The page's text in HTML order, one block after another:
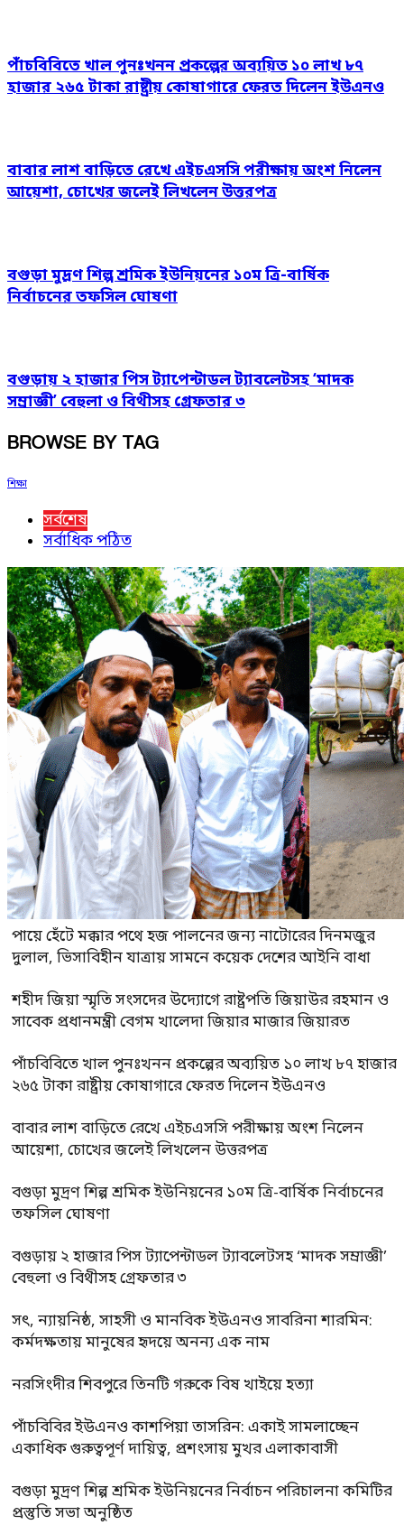
পাঁচবিবিতে খাল পুনঃখনন প্রকল্পের অব্যয়িত ১০ লাখ ৮৭
হাজার ২৬৫ টাকা রাষ্ট্রীয় কোষাগারে ফেরত দিলেন ইউএনও
বাবার লাশ বাড়িতে রেখে এইচএসসি পরীক্ষায় অংশ নিলেন
আয়েশা, চোখের জলেই লিখলেন উত্তরপত্র
বগুড়া মুদ্রণ শিল্প শ্রমিক ইউনিয়নের ১০ম ত্রি-বার্ষিক
নির্বাচনের তফসিল ঘোষণা
বগুড়ায় ২ হাজার পিস ট্যাপেন্টাডল ট্যাবলেটসহ ‘মাদক
সম্রাজ্ঞী’ বেহুলা ও বিথীসহ গ্রেফতার ৩
BROWSE BY TAG
শিক্ষা
সর্বশেষ
সর্বাধিক পঠিত
পায়ে হেঁটে মক্কার পথে হজ পালনের জন্য নাটোরের দিনমজুর
দুলাল, ভিসাবিহীন যাত্রায় সামনে কয়েক দেশের আইনি বাধা
শহীদ জিয়া স্মৃতি সংসদের উদ্যোগে রাষ্ট্রপতি জিয়াউর রহমান ও
সাবেক প্রধানমন্ত্রী বেগম খালেদা জিয়ার মাজার জিয়ারত
পাঁচবিবিতে খাল পুনঃখনন প্রকল্পের অব্যয়িত ১০ লাখ ৮৭ হাজার
২৬৫ টাকা রাষ্ট্রীয় কোষাগারে ফেরত দিলেন ইউএনও
বাবার লাশ বাড়িতে রেখে এইচএসসি পরীক্ষায় অংশ নিলেন
আয়েশা, চোখের জলেই লিখলেন উত্তরপত্র
বগুড়া মুদ্রণ শিল্প শ্রমিক ইউনিয়নের ১০ম ত্রি-বার্ষিক নির্বাচনের
তফসিল ঘোষণা
বগুড়ায় ২ হাজার পিস ট্যাপেন্টাডল ট্যাবলেটসহ ‘মাদক সম্রাজ্ঞী’
বেহুলা ও বিথীসহ গ্রেফতার ৩
সৎ, ন্যায়নিষ্ঠ, সাহসী ও মানবিক ইউএনও সাবরিনা শারমিন:
কর্মদক্ষতায় মানুষের হৃদয়ে অনন্য এক নাম
নরসিংদীর শিবপুরে তিনটি গরুকে বিষ খাইয়ে হত্যা
পাঁচবিবির ইউএনও কাশপিয়া তাসরিন: একাই সামলাচ্ছেন
একাধিক গুরুত্বপূর্ণ দায়িত্ব, প্রশংসায় মুখর এলাকাবাসী
বগুড়া মুদ্রণ শিল্প শ্রমিক ইউনিয়নের নির্বাচন পরিচালনা কমিটির
প্রস্তুতি সভা অনুষ্ঠিত